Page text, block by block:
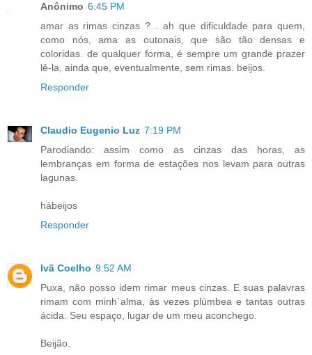
Anônimo 6:45 PM
amar as rimas cinzas ?... ah que dificuldade para quem,
como nós, ama as outonais, que são tão densas e
coloridas. de qualquer forma, é sempre um grande prazer
lê-la, ainda que, eventualmente, sem rimas. beijos.
Responder
Claudio Eugenio Luz 7:19 PM
Parodiando: assim como as cinzas das horas, as
lembranças em forma de estações nos levam para outras
lagunas.
hábeijos
Responder
Ivã Coelho 9:52 AM
Puxa, não posso idem rimar meus cinzas. E suas palavras
rimam com minh´alma, às vezes plúmbea e tantas outras
ácida. Seu espaço, lugar de um meu aconchego.
Beijão.